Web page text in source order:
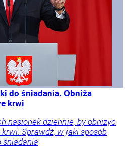
do śniadania. Obniża
krwi
nasionek dziennie, by obniżyć
Sprawdź, w jaki sposób
śniadania